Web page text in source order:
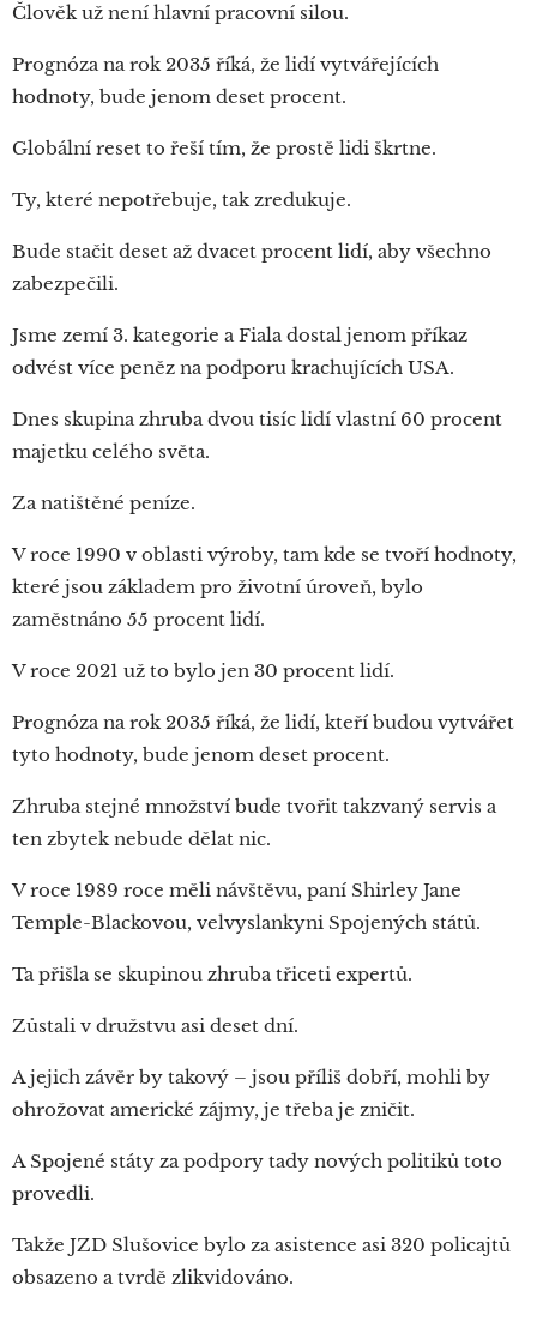
Člověk už není hlavní pracovní silou.
Prognóza na rok 2035 říká, že lidí vytvářejících
hodnoty, bude jenom deset procent.
Globální reset to řeší tím, že prostě lidi škrtne.
Ty, které nepotřebuje, tak zredukuje.
Bude stačit deset až dvacet procent lidí, aby všechno
zabezpečili.
Jsme zemí 3. kategorie a Fiala dostal jenom příkaz
odvést více peněz na podporu krachujících USA.
Dnes skupina zhruba dvou tisíc lidí vlastní 60 procent
majetku celého světa.
Za natištěné peníze.
V roce 1990 v oblasti výroby, tam kde se tvoří hodnoty,
které jsou základem pro životní úroveň, bylo
zaměstnáno 55 procent lidí.
V roce 2021 už to bylo jen 30 procent lidí.
Prognóza na rok 2035 říká, že lidí, kteří budou vytvářet
tyto hodnoty, bude jenom deset procent.
Zhruba stejné množství bude tvořit takzvaný servis a
ten zbytek nebude dělat nic.
V roce 1989 roce měli návštěvu, paní Shirley Jane
Temple-Blackovou, velvyslankyni Spojených států.
Ta přišla se skupinou zhruba třiceti expertů.
Zůstali v družstvu asi deset dní.
A jejich závěr by takový – jsou příliš dobří, mohli by
ohrožovat americké zájmy, je třeba je zničit.
A Spojené státy za podpory tady nových politiků toto
provedli.
Takže JZD Slušovice bylo za asistence asi 320 policajtů
obsazeno a tvrdě zlikvidováno.